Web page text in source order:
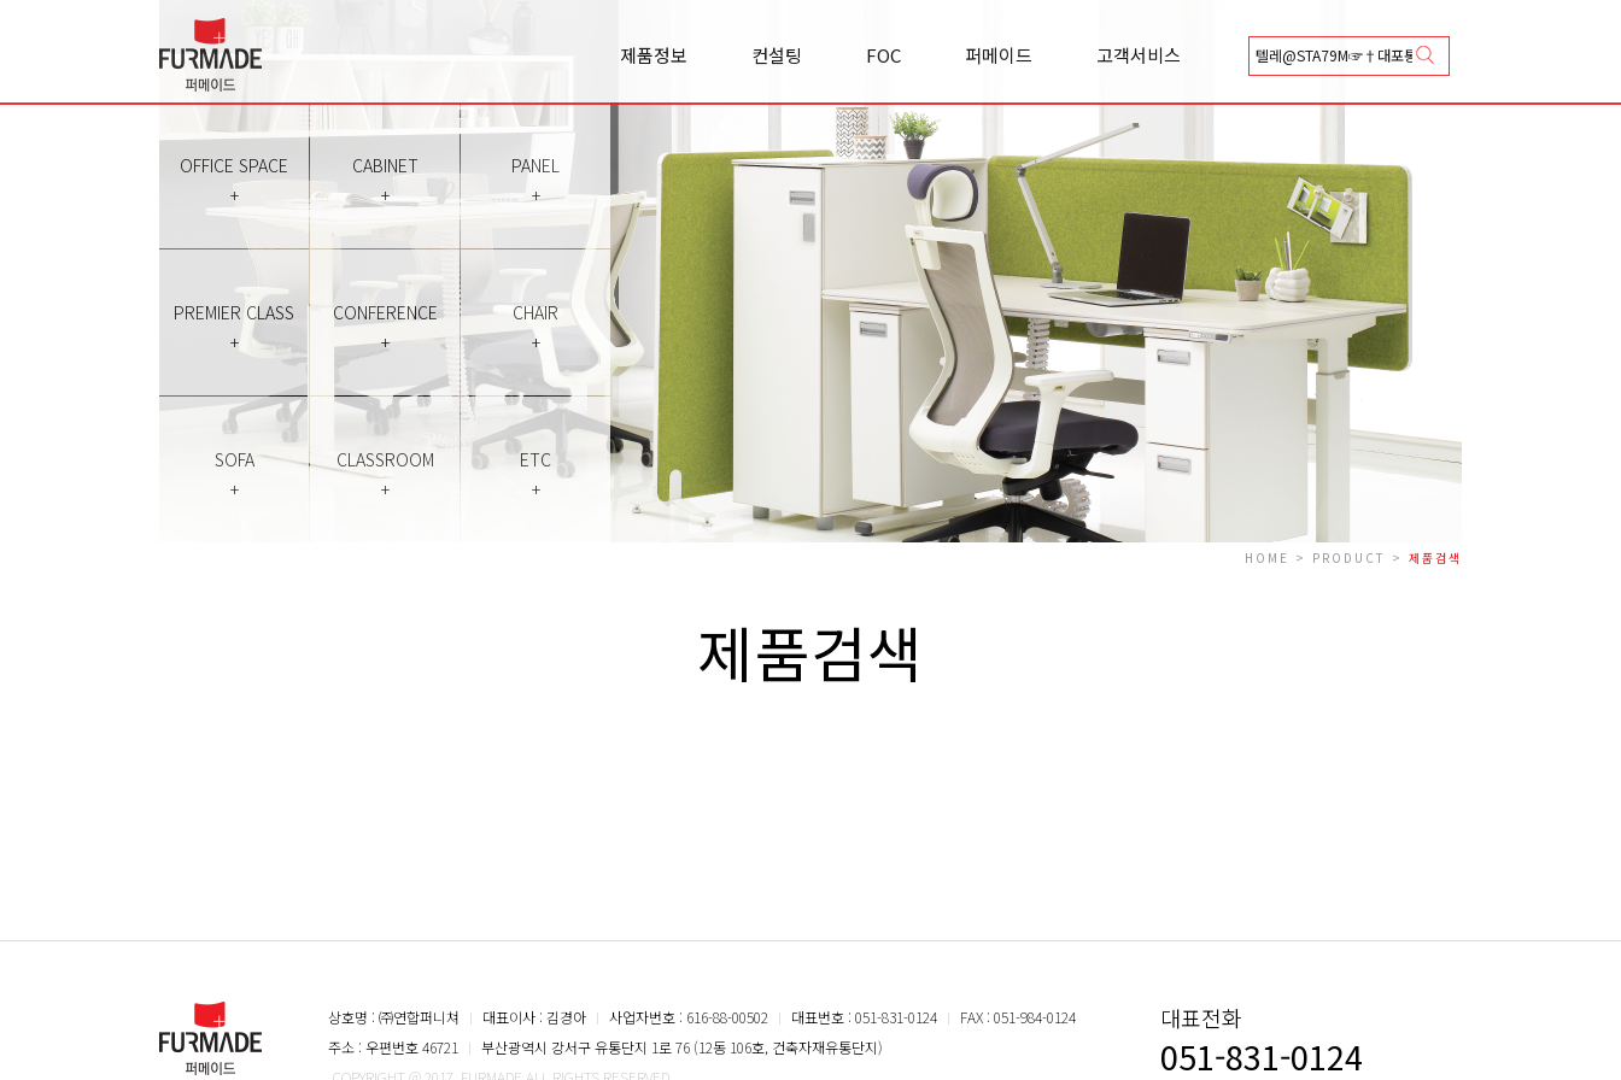
제품정보 컨설팅 FOC 퍼메이드 고객서비스
Office space
Panel
Premierclass
Conference
Chair
Sofa
Classroom
Etc
실적/사례
리서치&
인사이트
FOC란?
FOC 이야기
모집공고
기업소개
사업영역
오시는길
상담신청
카달로그 신청
Q&A
A/S 신청
총판안내
협력업체등록안내
OFFICE SPACE
+
CABINET
+
PANEL
+
PREMIER CLASS
+
CONFERENCE
+
CHAIR
+
SOFA
+
CLASSROOM
+
ETC
+
HOME > PRODUCT > 제품검색
제품검색
상호명 : ㈜연합퍼니쳐 ㅣ 대표이사 : 김경아 ㅣ 사업자번호 : 616-88-00502 ㅣ 대표번호 : 051-831-0124 ㅣ FAX : 051-984-0124
주소 : 우편번호 46721
ㅣ 부산광역시 강서구 유통단지 1로 76 (12동 106호, 건축자재유통단지)
대표전화
051-831-0124